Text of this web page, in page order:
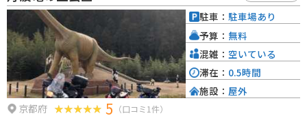
め、事前に公式サイトで確認するとより楽しめます。防災意識を高めつつ、
自然と触れ合うための観光スポットとしておすすめです。
京都府 5 （口コミ1件）
駐車： 駐車場あり
予算： 無料
混雑： 空いている
滞在： 0.5時間
施設： 屋外